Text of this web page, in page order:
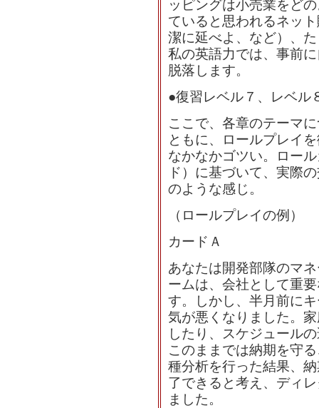
ッピングは小売業をど
ていると思われるネッ
潔に延べよ、など）、
私の英語力では、事前
脱落します。
●復習レベル７、レベル
ここで、各章のテーマ
ともに、ロールプレイ
なかなかゴツい。ロー
ド）に基づいて、実際
のような感じ。
（ロールプレイの例）
カードＡ
あなたは開発部隊のマ
ームは、会社として重
す。しかし、半月前に
気が悪くなりました。
したり、スケジュール
このままでは納期を守
種分析を行った結果、
了できると考え、ディ
ました。